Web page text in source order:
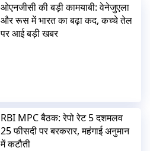
ओएनजीसी की बड़ी कामयाबी: वेनेजुएला
और रूस में भारत का बढ़ा कद, कच्चे तेल
पर आई बड़ी खबर
RBI MPC बैठक: रेपो रेट 5 दशमलव
25 फीसदी पर बरकरार, महंगाई अनुमान
में कटौती